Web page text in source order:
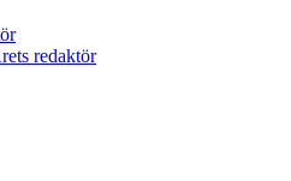
redaktör